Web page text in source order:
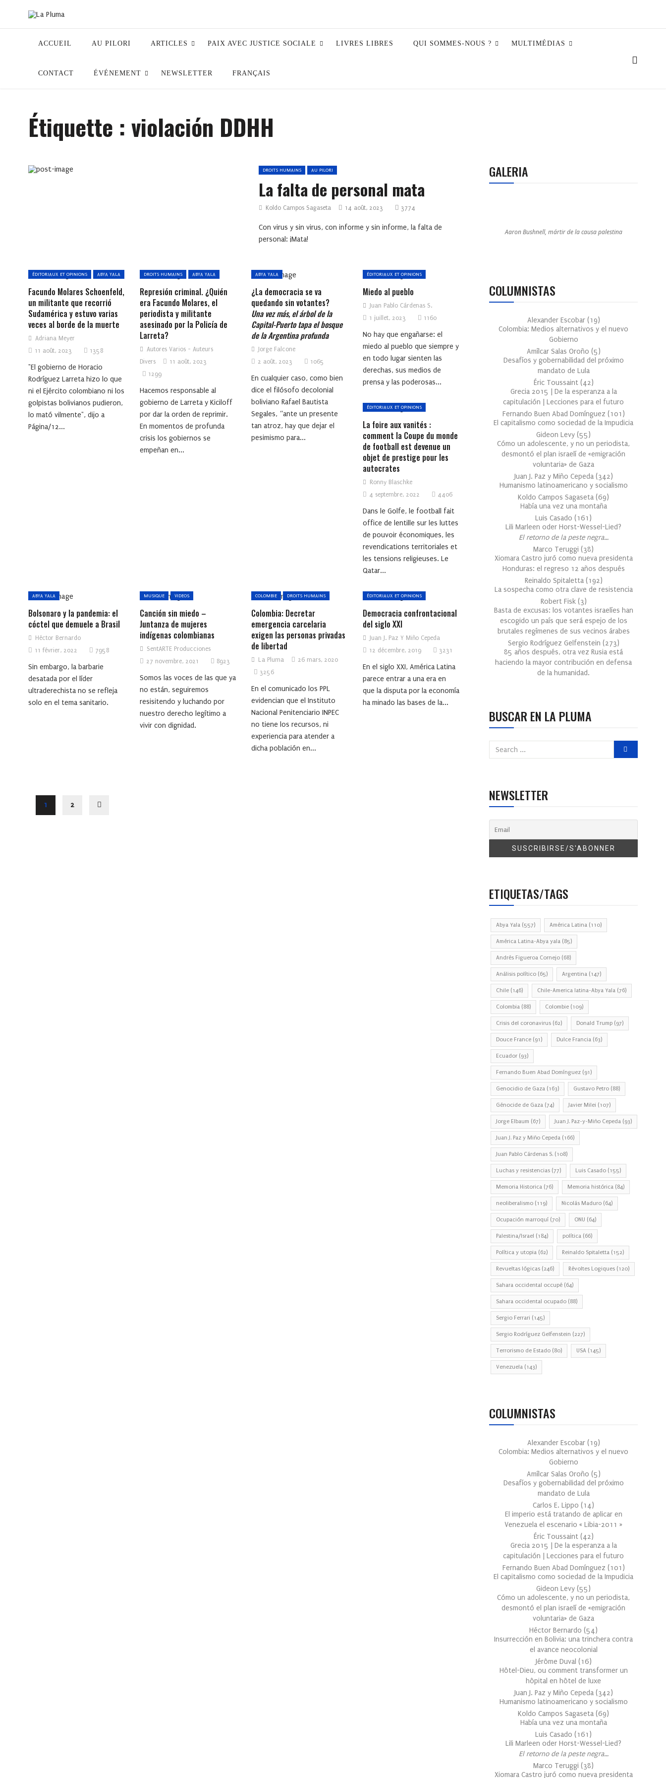
ACCUEIL AU PILORI ARTICLES PAIX AVEC JUSTICE SOCIALE LIVRES LIBRES QUI SOMMES-NOUS ? MULTIMÉDIAS
CONTACT ÉVÉNEMENT NEWSLETTER FRANÇAIS
Étiquette : violación DDHH
DROITS HUMAINS AU PILORI
La falta de personal mata
Koldo Campos Sagaseta 14 août, 2023 3774
Con virus y sin virus, con informe y sin informe, la falta de
personal: ¡Mata!
ÉDITORIAUX ET OPINIONS ABYA YALA
Facundo Molares Schoenfeld,
un militante que recorrió
Sudamérica y estuvo varias
veces al borde de la muerte
Adriana Meyer
11 août, 2023
1358
"El gobierno de Horacio
Rodríguez Larreta hizo lo que
ni el Ejército colombiano ni los
golpistas bolivianos pudieron,
lo mató vilmente", dijo a
Página/12...
DROITS HUMAINS ABYA YALA
Represión criminal. ¿Quién
era Facundo Molares, el
periodista y militante
asesinado por la Policía de
Larreta?
Autores Varios - Auteurs
Divers
11 août, 2023
1299
Hacemos responsable al
gobierno de Larreta y Kiciloff
por dar la orden de reprimir.
En momentos de profunda
crisis los gobiernos se
empeñan en...
ABYA YALA
¿La democracia se va
quedando sin votantes?
Una vez más, el árbol de la
Capital-Puerto tapa el bosque
de la Argentina profunda
Jorge Falcone
2 août, 2023
1065
En cualquier caso, como bien
dice el filósofo decolonial
boliviano Rafael Bautista
Segales, “ante un presente
tan atroz, hay que dejar el
pesimismo para...
ÉDITORIAUX ET OPINIONS
Miedo al pueblo
Juan Pablo Cárdenas S.
1 juillet, 2023
1160
No hay que engañarse: el
miedo al pueblo que siempre y
en todo lugar sienten las
derechas, sus medios de
prensa y las poderosas...
ÉDITORIAUX ET OPINIONS
La foire aux vanités :
comment la Coupe du monde
de football est devenue un
objet de prestige pour les
autocrates
Ronny Blaschke
4 septembre, 2022
4406
Dans le Golfe, le football fait
office de lentille sur les luttes
de pouvoir économiques, les
revendications territoriales et
les tensions religieuses. Le
Qatar...
ABYA YALA
Bolsonaro y la pandemia: el
cóctel que demuele a Brasil
Héctor Bernardo
11 février, 2022
7958
Sin embargo, la barbarie
desatada por el líder
ultraderechista no se refleja
solo en el tema sanitario.
MUSIQUE VIDEOS
Canción sin miedo –
Juntanza de mujeres
indígenas colombianas
SentARTE Producciones
27 novembre, 2021
8923
Somos las voces de las que ya
no están, seguiremos
resisitendo y luchando por
nuestro derecho legítimo a
vivir con dignidad.
COLOMBIE DROITS HUMAINS
Colombia: Decretar
emergencia carcelaria
exigen las personas privadas
de libertad
La Pluma
26 mars, 2020
3256
En el comunicado los PPL
evidencian que el Instituto
Nacional Penitenciario INPEC
no tiene los recursos, ni
experiencia para atender a
dicha población en...
ÉDITORIAUX ET OPINIONS
Democracia confrontacional
del siglo XXI
Juan J. Paz Y Miño Cepeda
12 décembre, 2019
3231
En el siglo XXI, América Latina
parece entrar a una era en
que la disputa por la economía
ha minado las bases de la...
1 2
GALERIA
Aaron Bushnell, mártir de la causa palestina
COLUMNISTAS
Alexander Escobar (19)
Colombia: Medios alternativos y el nuevo
Gobierno
Amílcar Salas Oroño (5)
Desafíos y gobernabilidad del próximo
mandato de Lula
Éric Toussaint (42)
Grecia 2015 | De la esperanza a la
capitulación | Lecciones para el futuro
Fernando Buen Abad Domínguez (101 )
El capitalismo como sociedad de la Impudicia
Gideon Levy (55)
Cómo un adolescente, y no un periodista,
desmontó el plan israelí de «emigración
voluntaria» de Gaza
Juan J. Paz y Miño Cepeda (342)
Humanismo latinoamericano y socialismo
Koldo Campos Sagaseta (69)
Había una vez una montaña
Luis Casado (161 )
Lili Marleen oder Horst-Wessel-Lied?
El retorno de la peste negra…
Marco Teruggi (38)
Xiomara Castro juró como nueva presidenta
Honduras: el regreso 12 años después
Reinaldo Spitaletta (192)
La sospecha como otra clave de resistencia
Robert Fisk (3)
Basta de excusas: los votantes israelíes han
escogido un país que será espejo de los
brutales regímenes de sus vecinos árabes
Sergio Rodríguez Gelfenstein (273)
85 años después, otra vez Rusia está
haciendo la mayor contribución en defensa
de la humanidad.
BUSCAR EN LA PLUMA
NEWSLETTER
ETIQUETAS/TAGS
Abya Yala (557) América Latina (110)
América Latina-Abya yala (85)
Andrés Figueroa Cornejo (68)
Análisis político (65) Argentina (147)
Chile (146) Chile-America latina-Abya Yala (76)
Colombia (88) Colombie (109)
Crisis del coronavirus (62) Donald Trump (97)
Douce France (91) Dulce Francia (63)
Ecuador (93)
Fernando Buen Abad Domínguez (91)
Genocidio de Gaza (163) Gustavo Petro (88)
Génocide de Gaza (74) Javier Milei (107)
Jorge Elbaum (67) Juan J. Paz-y-Miño Cepeda (93)
Juan J. Paz y Miño Cepeda (166)
Juan Pablo Cárdenas S. (108)
Luchas y resistencias (77) Luis Casado (155)
Memoria Historica (76) Memoria histórica (84)
neoliberalismo (119) Nicolás Maduro (64)
Ocupación marroquí (70) ONU (64)
Palestina/Israel (184) política (66)
Política y utopia (62) Reinaldo Spitaletta (152)
Revueltas lógicas (246) Révoltes Logiques (120)
Sahara occidental occupé (64)
Sahara occidental ocupado (88)
Sergio Ferrari (145)
Sergio Rodríguez Gelfenstein (227)
Terrorismo de Estado (80) USA (145)
Venezuela (143)
COLUMNISTAS
Alexander Escobar (19)
Colombia: Medios alternativos y el nuevo
Gobierno
Amílcar Salas Oroño (5)
Desafíos y gobernabilidad del próximo
mandato de Lula
Carlos E. Lippo (14)
El imperio está tratando de aplicar en
Venezuela el escenario « Libia-2011 »
Éric Toussaint (42)
Grecia 2015 | De la esperanza a la
capitulación | Lecciones para el futuro
Fernando Buen Abad Domínguez (101 )
El capitalismo como sociedad de la Impudicia
Gideon Levy (55)
Cómo un adolescente, y no un periodista,
desmontó el plan israelí de «emigración
voluntaria» de Gaza
Héctor Bernardo (54)
Insurrección en Bolivia: una trinchera contra
el avance neocolonial
Jérôme Duval (16)
Hôtel-Dieu, ou comment transformer un
hôpital en hôtel de luxe
Juan J. Paz y Miño Cepeda (342)
Humanismo latinoamericano y socialismo
Koldo Campos Sagaseta (69)
Había una vez una montaña
Luis Casado (161 )
Lili Marleen oder Horst-Wessel-Lied?
El retorno de la peste negra…
Marco Teruggi (38)
Xiomara Castro juró como nueva presidenta